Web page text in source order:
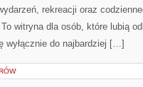
rekreacji oraz
witryna dla osób, które lubią
wyłącznie do najbardziej […]